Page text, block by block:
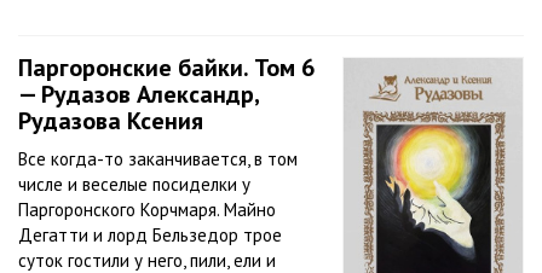
Паргоронские байки. Том 6
— Рудазов Александр,
Рудазова Ксения
Все когда-то заканчивается, в том
числе и веселые посиделки у
Паргоронского Корчмаря. Майно
Дегатти и лорд Бельзедор трое
суток гостили у него, пили, ели и